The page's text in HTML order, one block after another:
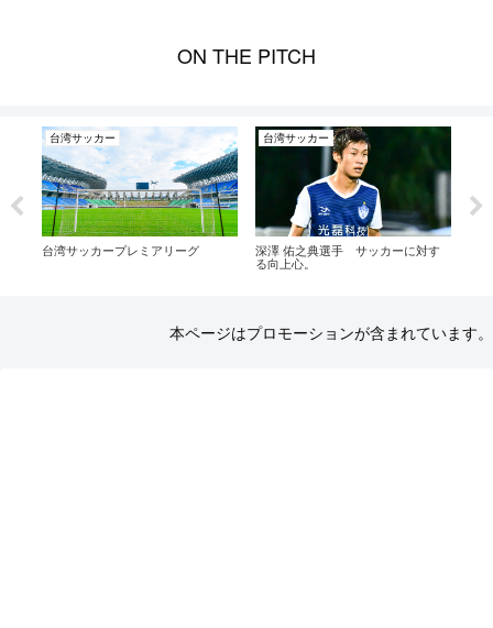
ON THE PITCH
台湾サッカー
台湾サッカープレミアリーグ
台湾サッカー
深澤 佑之典選手 サッカーに対す
る向上心。
本ページはプロモーションが含まれています。